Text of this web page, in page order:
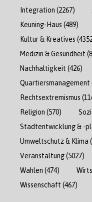
Integration (2267)
Keuning-Haus (489)
Kultur & Kreatives
Medizin & Gesundheit
Nachhaltigkeit (426)
Quartiersmanagement
Rechtsextremismus
Religion (570)
Stadtentwicklung & -
Umweltschutz & Klima
Veranstaltung(5027)
Wahlen (474)
Wissenschaft (467)